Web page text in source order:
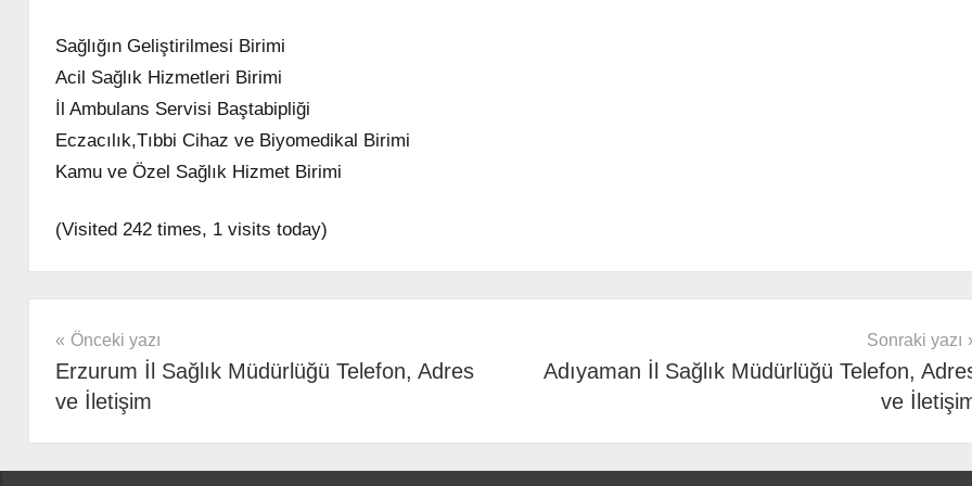
Sağlığın Geliştirilmesi Birimi
Acil Sağlık Hizmetleri Birimi
İl Ambulans Servisi Baştabipliği
Eczacılık,Tıbbi Cihaz ve Biyomedikal Birimi
Kamu ve Özel Sağlık Hizmet Birimi
(Visited 242 times, 1 visits today)
Yazı
gezinmesi
Önceki yazı
Erzurum İl Sağlık Müdürlüğü Telefon, Adres
ve İletişim
Sonraki yazı
Adıyaman İl Sağlık Müdürlüğü Telefon,
ve